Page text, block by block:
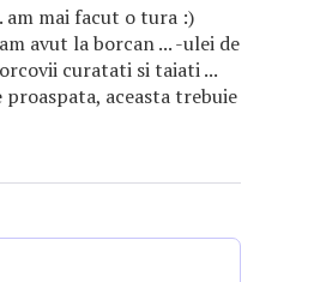
am mai facut o tura :)
avut la borcan ... -ulei de
curatati si taiati ...
proaspata, aceasta trebuie